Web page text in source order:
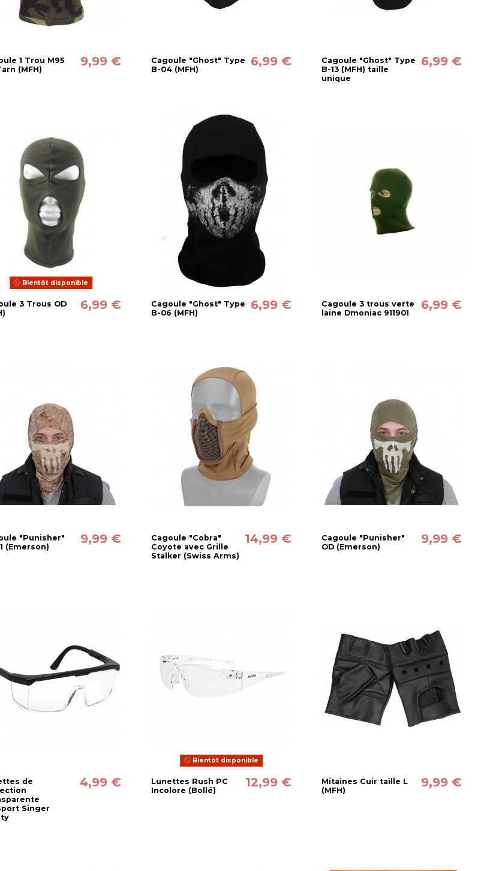
1 Trou M95
(MFH)
9,99 €
Cagoule "Ghost" Type
B-04 (MFH)
6,99 €
Cagoule "Ghost" Type
B-13 (MFH) taille
unique
6,99 €
Bientôt disponible
3 Trous OD
6,99 €
Cagoule "Ghost" Type
B-06 (MFH)
6,99 €
Cagoule 3 trous verte
laine Dmoniac 911901
6,99 €
"Punisher"
(Emerson)
9,99 €
Cagoule "Cobra"
Coyote avec Grille
Stalker (Swiss Arms)
14,99 €
Cagoule "Punisher"
OD (Emerson)
9,99 €
de
Singer
4,99 €
Bientôt disponible
Lunettes Rush PC
Incolore (Bollé)
12,99 €
Mitaines Cuir taille L
(MFH)
9,99 €